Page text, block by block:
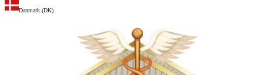
Danmark (DK)